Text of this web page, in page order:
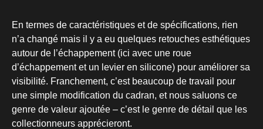
En termes de caractéristiques et de spécifications, rien
n’a changé mais il y a eu quelques retouches esthétiques
autour de l’échappement (ici avec une roue
d’échappement et un levier en silicone) pour améliorer sa
visibilité. Franchement, c’est beaucoup de travail pour
une simple modification du cadran, et nous saluons ce
genre de valeur ajoutée – c’est le genre de détail que les
collectionneurs apprécieront.